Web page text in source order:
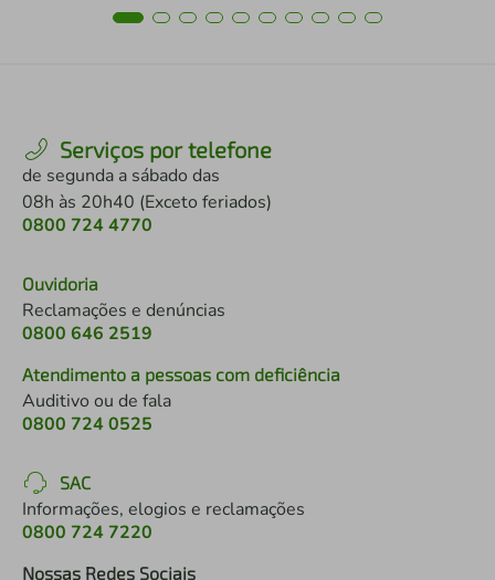
Serviços por telefone
de segunda a sábado das
08h às 20h40 (Exceto feriados)
0800 724 4770
Ouvidoria
Reclamações e denúncias
0800 646 2519
Atendimento a pessoas com deficiência
Auditivo ou de fala
0800 724 0525
SAC
Informações, elogios e reclamações
0800 724 7220
Nossas Redes Sociais